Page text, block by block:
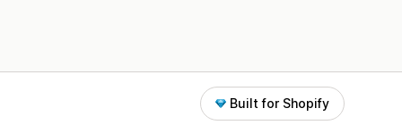
Built for Shopify